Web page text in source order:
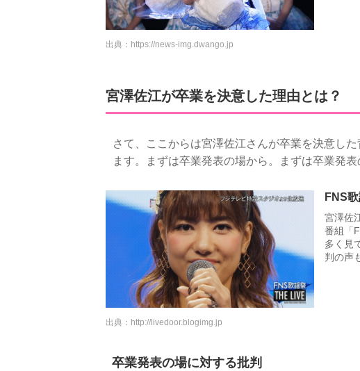
出典： https://news-img.dwango.jp
宮澤佐江が卒業を決意した理由とは？
さて、ここからは宮澤佐江さんが卒業を決意し
ます。まずは卒業発表の場から。まずは卒業発表
FNS
宮澤佐
番組「
多く見
判の声
出典： http://livedoor.blogimg.jp
卒業発表の場に対する批判